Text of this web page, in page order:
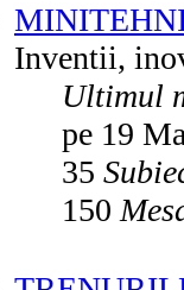
Inventii,
Ultimul
pe 19
35
150